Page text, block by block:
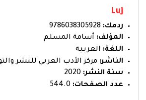
Luj
ردمك:
المؤلف: أسامة المسلم
اللغة: العربية
الناشر: مركز الأدب العربي للنشر
سنة النشر:
عدد الصفحات: